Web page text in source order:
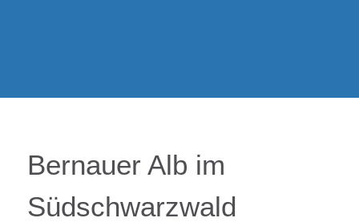
Bernauer Alb im
Südschwarzwald